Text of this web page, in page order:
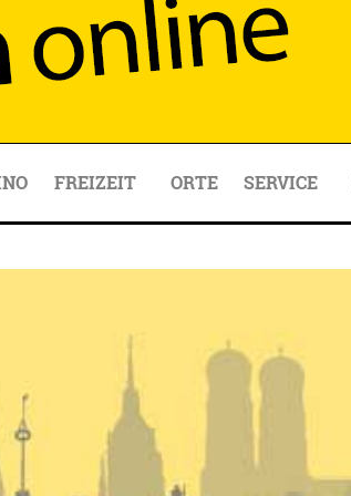
FREIZEIT ORTE SERVICE